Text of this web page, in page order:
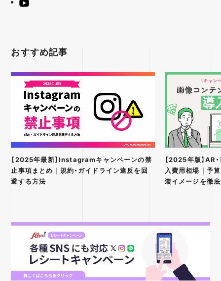
おすすめ記事
【2025年最新】Instagramキャンペーンの禁
止事項まとめ｜規約・ガイドライン違反を回
避する方法
【2025年版】AR
入費用相場｜予
装イメージを徹底